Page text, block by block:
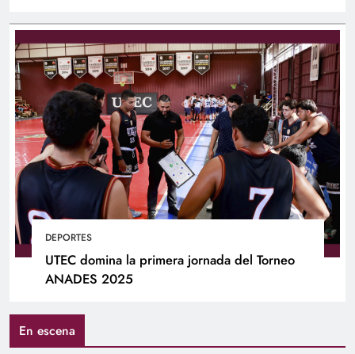
DEPORTES
UTEC domina la primera jornada del Torneo
ANADES 2025
En escena